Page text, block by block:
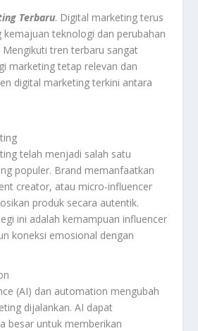
Terbaru. Digital marketing terus
kemajuan teknologi dan perubahan
Mengikuti tren terbaru sangat
marketing tetap relevan dan
digital marketing terkini antara
telah menjadi salah satu
populer. Brand memanfaatkan
creator, atau micro-influencer
produk secara autentik.
ini adalah kemampuan influencer
koneksi emosional dengan
(AI) dan automation mengubah
dijalankan. AI dapat
besar untuk memberikan